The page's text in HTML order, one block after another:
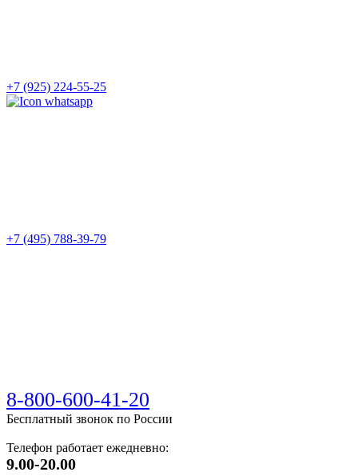
+7 (925) 224-55-25
+7 (495) 788-39-79
8-800-600-41-20
Бесплатный звонок по России
Телефон работает ежедневно:
9.00-20.00